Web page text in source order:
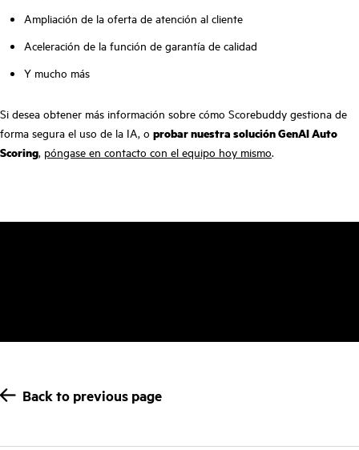
Ampliación de la oferta de atención al cliente
Aceleración de la función de garantía de calidad
Y mucho más
Si desea obtener más información sobre cómo Scorebuddy gestiona de
forma segura el uso de la IA, o probar nuestra solución GenAI Auto
Scoring, póngase en contacto con el equipo hoy mismo.
Back to previous page